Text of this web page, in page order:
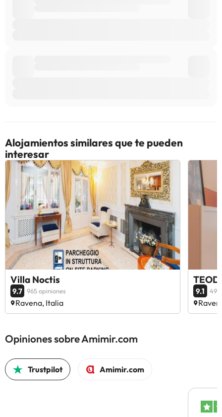
Alojamientos similares que te pueden
interesar
Villa Noctis
9.7 965 opiniones
Ravena, Italia
9.1 49
Opiniones sobre Amimir.com
Trustpilot Amimir.com